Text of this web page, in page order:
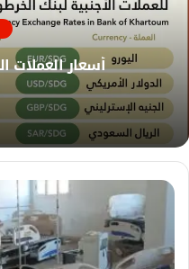
أسعار العملات